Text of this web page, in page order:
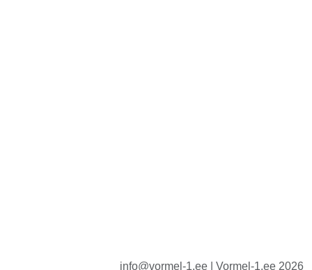
info@vormel-1.ee | Vormel-1.ee 2026